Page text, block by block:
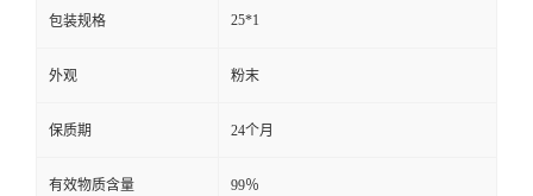
包装规格 25*1
外观 粉末
保质期 24个月
有效物质含量 99％